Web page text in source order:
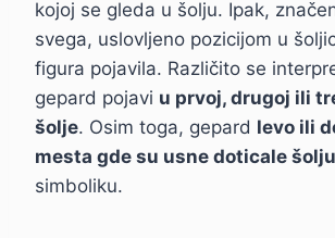
kojoj se gleda u šolju. Ipak,
svega, uslovljeno pozicijom u
figura pojavila. Različito se
gepard pojavi u prvoj, drugoj ili
šolje. Osim toga, gepard levo ili
mesta gde su usne doticale šolju
simboliku.